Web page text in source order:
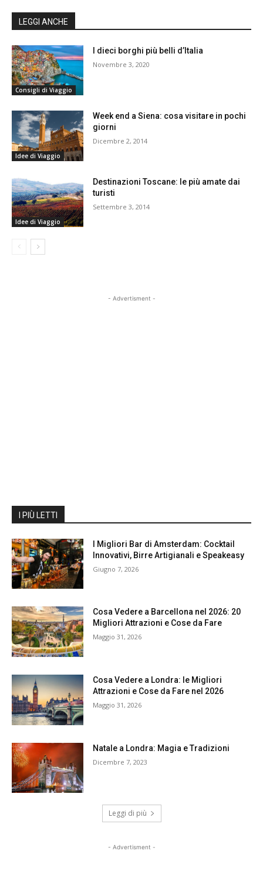
LEGGI ANCHE
Consigli di Viaggio
I dieci borghi più belli d’Italia
Novembre 3, 2020
Idee di Viaggio
Week end a Siena: cosa visitare in pochi
giorni
Dicembre 2, 2014
Idee di Viaggio
Destinazioni Toscane: le più amate dai
turisti
Settembre 3, 2014
- Advertisment -
I PIÙ LETTI
I Migliori Bar di Amsterdam: Cocktail
Innovativi, Birre Artigianali e Speakeasy
Giugno 7, 2026
Cosa Vedere a Barcellona nel 2026: 20
Migliori Attrazioni e Cose da Fare
Maggio 31, 2026
Cosa Vedere a Londra: le Migliori
Attrazioni e Cose da Fare nel 2026
Maggio 31, 2026
Natale a Londra: Magia e Tradizioni
Dicembre 7, 2023
Leggi di più
- Advertisment -